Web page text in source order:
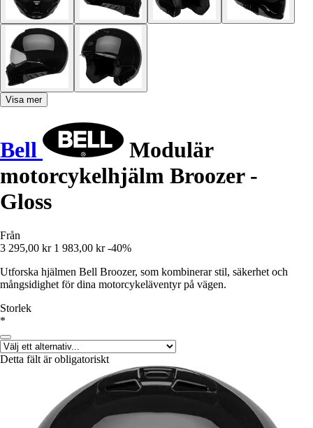
Visa mer
Bell
Modulär
motorcykelhjälm Broozer -
Gloss
Från
3 295,00 kr 1 983,00 kr -40%
Utforska hjälmen Bell Broozer, som kombinerar stil, säkerhet och
mångsidighet för dina motorcykeläventyr på vägen.
Storlek
*
Detta fält är obligatoriskt